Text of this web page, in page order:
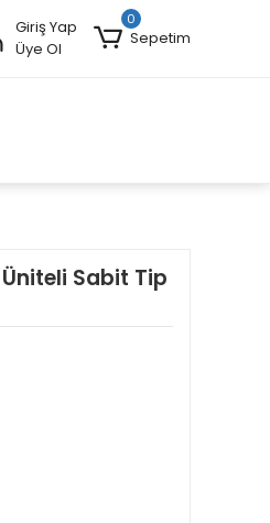
Giriş Yap
Üye Ol
0
Sepetim
Sabit Tip